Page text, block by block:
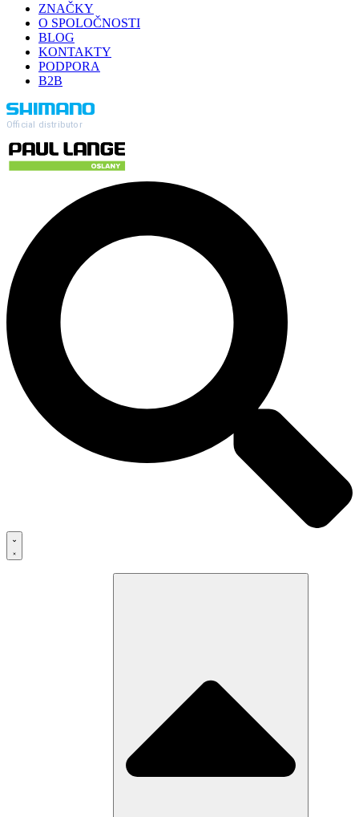
ZNAČKY
O SPOLOČNOSTI
BLOG
KONTAKTY
PODPORA
B2B
Official distributor